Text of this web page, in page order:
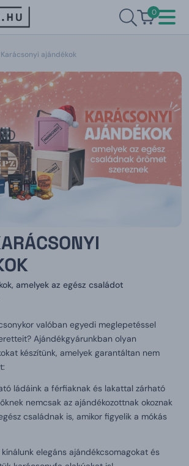
0
Karácsonyi ajándékok
amelyek az egész családot
valóban egyedi meglepetéssel
Ajándékgyárunkban olyan
készítünk, amelyek garantáltan nem
ládáink a férfiaknak és lakattal zárható
nemcsak az ajándékozottnak okoznak
családnak is, amikor figyelik a mókás
elegáns ajándékcsomagokat és